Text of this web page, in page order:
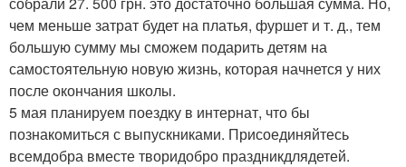
чем меньше затрат будет на платья, фуршет и т. д., тем
большую сумму мы сможем подарить детям на
самостоятельную новую жизнь, которая начнется у них
после окончания школы.
5 мая планируем поездку в интернат, что бы
познакомиться с выпускниками. Присоединяйтесь
всемдобра вместе творидобро праздникдлядетей.